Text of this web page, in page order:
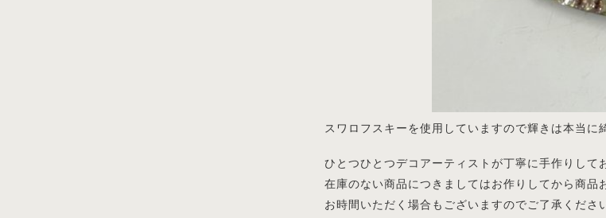
スワロフスキーを使用していますので輝きは本当に
ひとつひとつデコアーティストが丁寧に手作りして
在庫のない商品につきましてはお作りしてから商品
お時間いただく場合もございますのでご了承くださ